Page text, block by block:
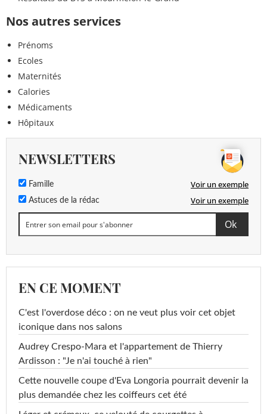
Nos autres services
Prénoms
Ecoles
Maternités
Calories
Médicaments
Hôpitaux
NEWSLETTERS
Famille Voir un exemple
Astuces de la rédac Voir un exemple
EN CE MOMENT
C'est l'overdose déco : on ne veut plus voir cet objet
iconique dans nos salons
Audrey Crespo-Mara et l'appartement de Thierry
Ardisson : "Je n'ai touché à rien"
Cette nouvelle coupe d'Eva Longoria pourrait devenir la
plus demandée chez les coiffeurs cet été